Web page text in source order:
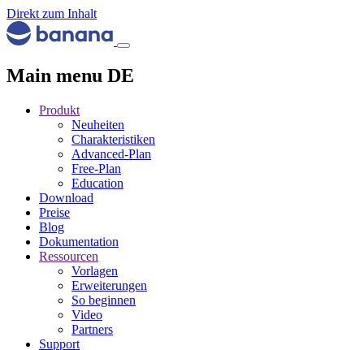
Direkt zum Inhalt
Main menu DE
Produkt
Neuheiten
Charakteristiken
Advanced-Plan
Free-Plan
Education
Download
Preise
Blog
Dokumentation
Ressourcen
Vorlagen
Erweiterungen
So beginnen
Video
Partners
Support